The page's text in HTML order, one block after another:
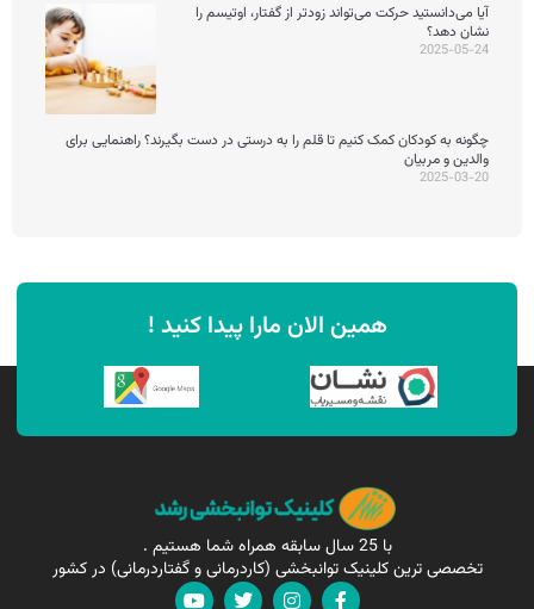
آیا می‌دانستید حرکت می‌تواند زودتر از گفتار، اوتیسم را
نشان دهد؟
2025-05-24
چگونه به کودکان کمک کنیم تا قلم را به درستی در دست بگیرند؟ راهنمایی برای
والدین و مربیان
2025-03-20
همین الان مارا پیدا کنید !
با 25 سال سابقه همراه شما هستیم .
تخصصی ترین کلینیک توانبخشی (کاردرمانی و گفتاردرمانی) در کشور